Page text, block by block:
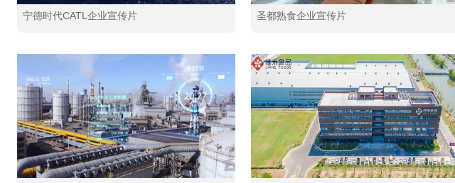
宁德时代CATL企业宣传片 圣都熟食企业宣传片